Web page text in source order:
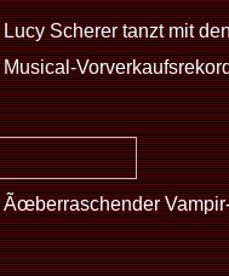
Lucy Scherer tanzt mit
Musical-
Ãœberraschender